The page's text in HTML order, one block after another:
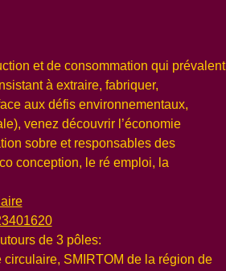
et de consommation qui prévalent
à extraire, fabriquer,
aux défis environnementaux,
venez découvrir l’économie
sobre et responsables des
conception, le ré emploi, la
de 3 pôles:
SMIRTOM de la région de